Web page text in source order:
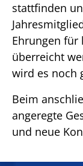
stattfinden
Ehrungen für
überreicht
wird es noch
Beim
angeregte
und neue